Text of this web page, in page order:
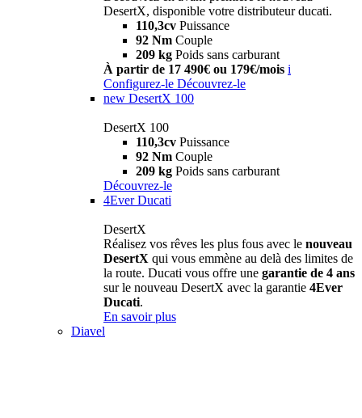
DesertX, disponible votre distributeur ducati.
110,3cv Puissance
92 Nm Couple
209 kg Poids sans carburant
À partir de 17 490€ ou 179€/mois i
Configurez-le Découvrez-le
new DesertX 100
DesertX 100
110,3cv Puissance
92 Nm Couple
209 kg Poids sans carburant
Découvrez-le
4Ever Ducati
DesertX
Réalisez vos rêves les plus fous avec le nouveau
DesertX qui vous emmène au delà des limites de
la route. Ducati vous offre une garantie de 4 ans
sur le nouveau DesertX avec la garantie 4Ever
Ducati.
En savoir plus
Diavel